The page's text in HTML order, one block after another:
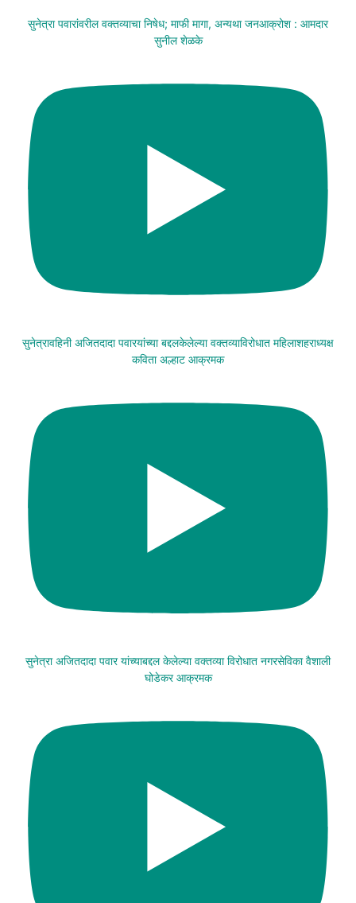
सुनेत्रा पवारांवरील वक्तव्याचा निषेध; माफी मागा, अन्यथा जनआक्रोश : आमदार
सुनील शेळके
सुनेत्रावहिनी अजितदादा पवारयांच्या बद्दलकेलेल्या वक्तव्याविरोधात महिलाशहराध्यक्ष
कविता अल्हाट आक्रमक
सुनेत्रा अजितदादा पवार यांच्याबद्दल केलेल्या वक्तव्या विरोधात नगरसेविका वैशाली
घोडेकर आक्रमक